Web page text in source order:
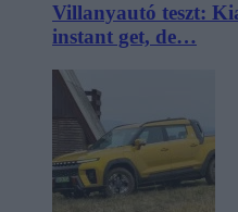
Villanyautó teszt:
instant get, de…